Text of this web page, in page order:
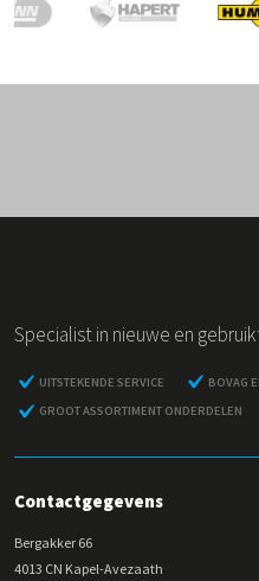
Specialist in nieuwe en
UITSTEKENDE SERVICE
BOVAG
GROOT ASSORTIMENT ONDERDELEN
Contactgegevens
Bergakker 66
4013 CN Kapel-Avezaath